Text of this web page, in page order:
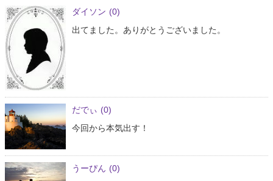
ダイソン (0)
出てました。ありがとうございました。
だでぃ (0)
今回から本気出す！
うーぴん (0)